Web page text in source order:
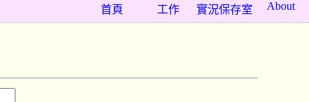
About
實況保存室
工作
首頁